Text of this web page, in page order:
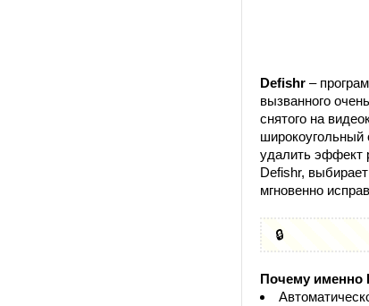
Defishr –
вызванного
снятого на
широкоугольный
удалить эффект
Defishr,
мгновенно
🔒
Почему именно